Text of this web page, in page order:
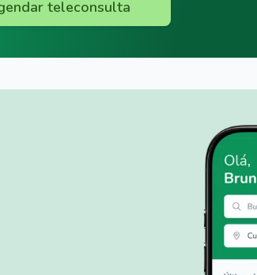
teleconsulta